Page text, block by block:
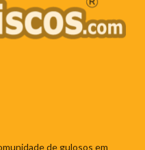
de gulosos em